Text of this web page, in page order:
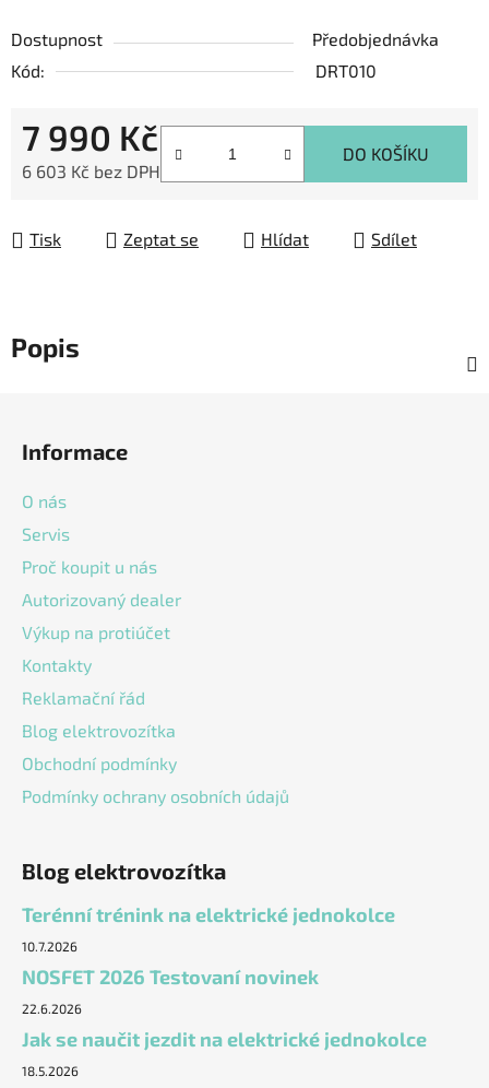
Dostupnost
Předobjednávka
Kód:
DRT010
7 990 Kč
6 603 Kč bez DPH
DO KOŠÍKU
Tisk Zeptat se Hlídat Sdílet
Popis
Informace
O nás
Servis
Proč koupit u nás
Autorizovaný dealer
Výkup na protiúčet
Kontakty
Reklamační řád
Blog elektrovozítka
Obchodní podmínky
Podmínky ochrany osobních údajů
Blog elektrovozítka
Terénní trénink na elektrické jednokolce
10.7.2026
NOSFET 2026 Testovaní novinek
22.6.2026
Jak se naučit jezdit na elektrické jednokolce
18.5.2026